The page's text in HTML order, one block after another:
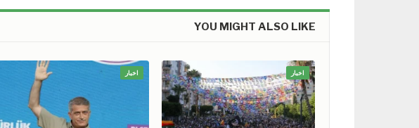
YOU MIGHT ALSO LIKE
اخبار اخبار